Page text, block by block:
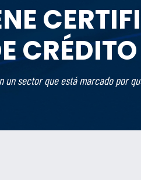
sector que está marcado por